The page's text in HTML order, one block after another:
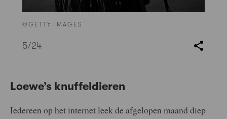
©GETTY IMAGES
5/24
Loewe’s knuffeldieren
Iedereen op het internet leek de afgelopen maand diep